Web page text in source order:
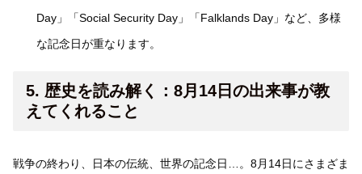
Day」「Social Security Day」「Falklands Day」など、多様
な記念日が重なります。
5. 歴史を読み解く：8月14日の出来事が教
えてくれること
戦争の終わり、日本の伝統、世界の記念日…。8月14日にさまざま